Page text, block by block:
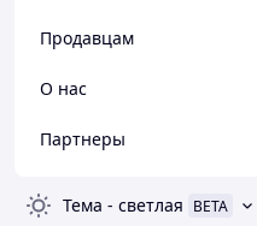
Продавцам
О нас
Партнеры
Тема - светлая BETA